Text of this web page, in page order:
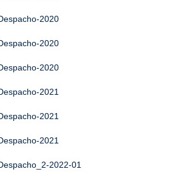
2020
2020
2020
2021
2021
2021
2022-01